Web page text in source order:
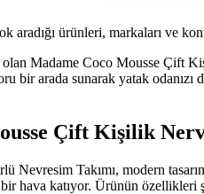
aradığı ürünleri, markaları ve
Madame Coco Mousse Çift
bir arada sunarak yatak
Çift Kişilik
Takımı, modern
hava katıyor. Ürünün özellikleri